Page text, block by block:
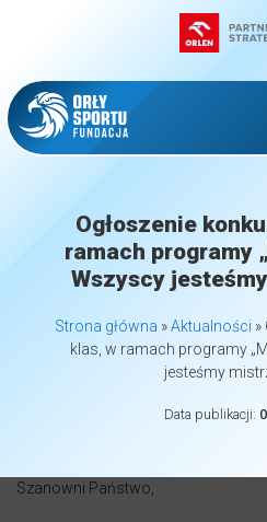
Ogłoszenie
ramach programy
Wszyscy
Strona główna »Aktualności »
klas, w ramach programy
jesteśmy
Data publikacji:
Szanowni Państwo,